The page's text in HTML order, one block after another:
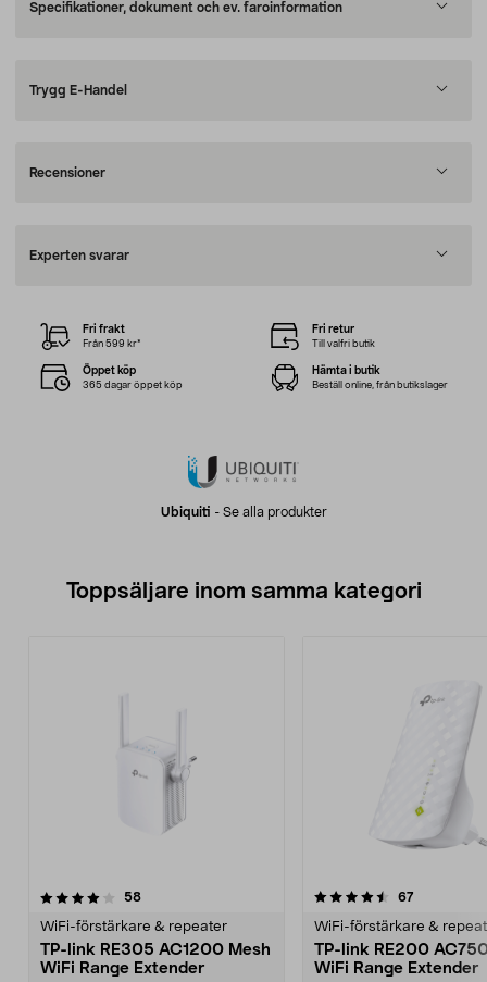
Specifikationer, dokument och ev. faroinformation
Trygg E-Handel
Recensioner
Experten svarar
Ubiquiti - Se alla produkter
Fri frakt
Från 599 kr*
Fri retur
Till valfri butik
Öppet köp
365 dagar öppet köp
Hämta i butik
Beställ online, från butikslager
Toppsäljare inom samma kategori
58recensioner
WiFi-förstärkare & repeater
TP-link RE305 AC1200 Mesh
WiFi Range Extender
4.5 av 5 stjärnor 67recensioner
WiFi-förstärkare &
TP-link RE200
WiFi Range Extender
3.5 av 5 stjärnor